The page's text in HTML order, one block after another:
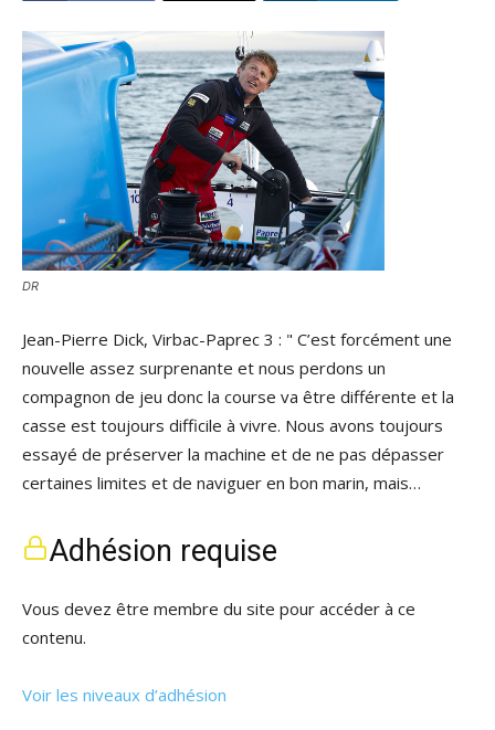
DR
Jean-Pierre Dick, Virbac-Paprec 3 : " C’est forcément une
nouvelle assez surprenante et nous perdons un
compagnon de jeu donc la course va être différente et la
casse est toujours difficile à vivre. Nous avons toujours
essayé de préserver la machine et de ne pas dépasser
certaines limites et de naviguer en bon marin, mais…
Adhésion requise
Vous devez être membre du site pour accéder à ce
contenu.
Voir les niveaux d’adhésion